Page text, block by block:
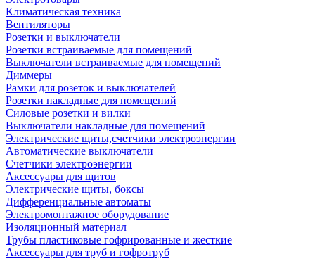
Климатическая техника
Вентиляторы
Розетки и выключатели
Розетки встраиваемые для помещений
Выключатели встраиваемые для помещений
Диммеры
Рамки для розеток и выключателей
Розетки накладные для помещений
Силовые розетки и вилки
Выключатели накладные для помещений
Электрические щиты,счетчики электроэнергии
Автоматические выключатели
Счетчики электроэнергии
Аксессуары для щитов
Электрические щиты, боксы
Дифференциальные автоматы
Электромонтажное оборудование
Изоляционный материал
Трубы пластиковые гофрированные и жесткие
Аксессуары для труб и гофротруб